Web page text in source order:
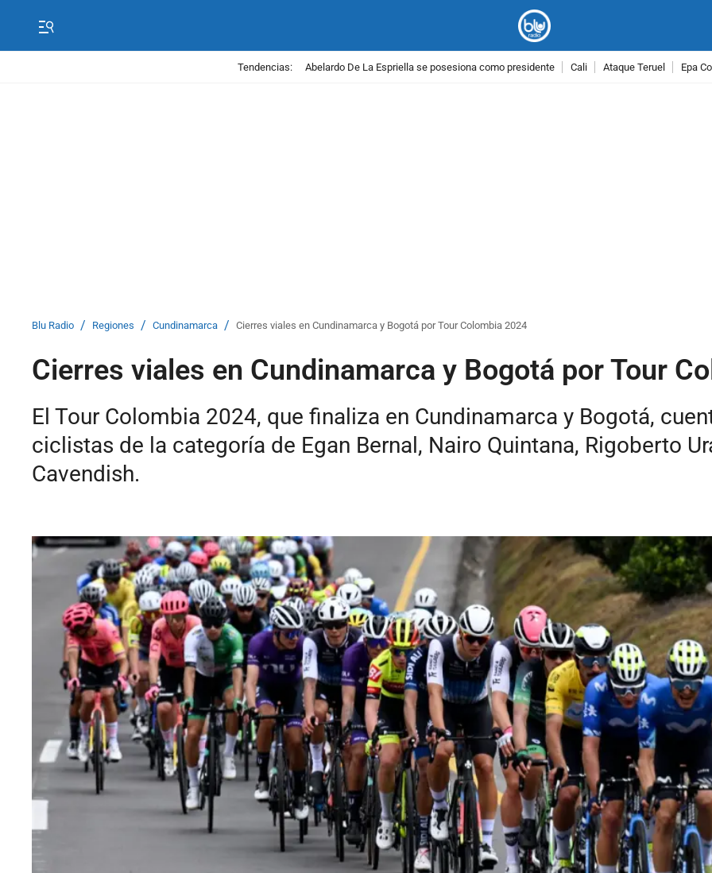
Tendencias: Abelardo De La Espriella se posesiona como presidente Cali Ataque Teruel Epa
Blu Radio / Regiones / Cundinamarca / Cierres viales en Cundinamarca y Bogotá por Tour Colombia 2024
Cierres viales en Cundinamarca y Bogotá por Tour
El Tour Colombia 2024, que finaliza en Cundinamarca y Bogotá,
ciclistas de la categoría de Egan Bernal, Nairo Quintana, Rigoberto
Cavendish.